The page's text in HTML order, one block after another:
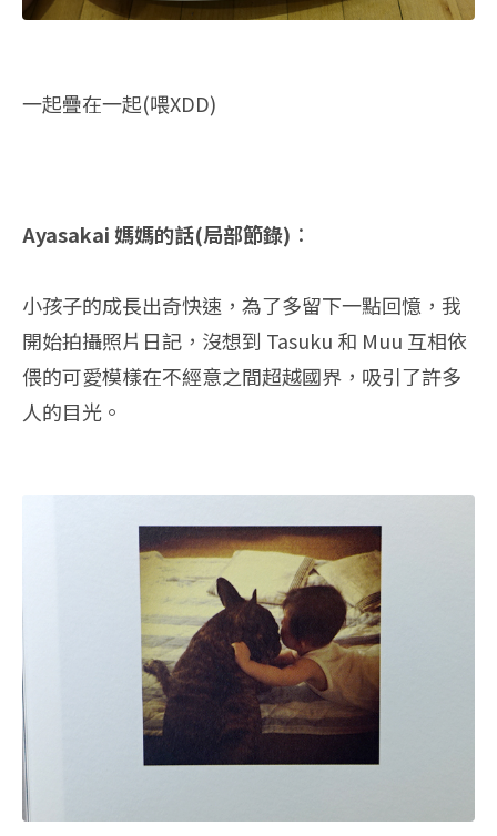
一起疊在一起(喂XDD)
Ayasakai 媽媽的話(局部節錄) ：
小孩子的成長出奇快速，為了多留下一點回憶，我
開始拍攝照片日記，沒想到 Tasuku 和 Muu 互相依
偎的可愛模樣在不經意之間超越國界，吸引了許多
人的目光。